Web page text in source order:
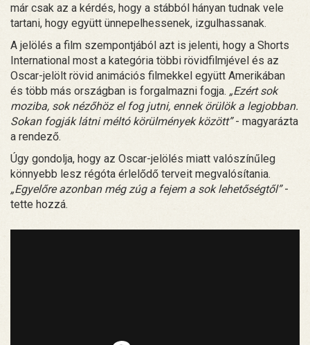
már csak az a kérdés, hogy a stábból hányan tudnak vele
tartani, hogy együtt ünnepelhessenek, izgulhassanak.
A jelölés a film szempontjából azt is jelenti, hogy a Shorts
International most a kategória többi rövidfilmjével és az
Oscar-jelölt rövid animációs filmekkel együtt Amerikában
és több más országban is forgalmazni fogja. „Ezért sok
moziba, sok nézőhöz el fog jutni, ennek örülök a legjobban.
Sokan fogják látni méltó körülmények között”- magyarázta
a rendező.
Úgy gondolja, hogy az Oscar-jelölés miatt valószínűleg
könnyebb lesz régóta érlelődő terveit megvalósítania.
„Egyelőre azonban még zúg a fejem a sok lehetőségtől”-
tette hozzá.